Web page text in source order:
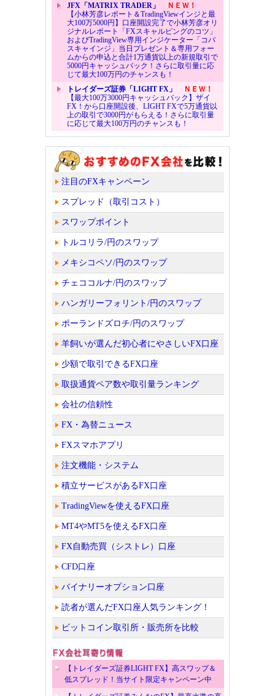
JFX「MATRIX TRADER」
ＮＥＷ！
【小林芳彦レポート＆TradingViewインジと最
大100万5000円】口座開設完了で小林芳彦オリ
ジナルレポート「FXスキャルピングのコツ」
およびTradingView専用インジケーター「コバ
スキャインジ」当日プレゼント＆専用フォー
ムからの申込と合計1万通貨以上の新規取引で
5000円キャッシュバック！さらに取引量に応
じて最大100万円のチャンスも！
トレイダーズ証券「LIGHT FX」
ＮＥＷ！
【最大100万3000円キャッシュバック】ザイ
FX！から口座開設後、LIGHT FXで5万通貨以
上の取引で3000円がもらえる！さらに取引量
に応じて最大100万円のチャンスも！
注目のFXキャンペーン
スプレッド（取引コスト）
スワップポイント
トルコリラ/円のスワップ
メキシコペソ/円のスワップ
チェココルナ/円のスワップ
ハンガリーフォリント/円のスワップ
ポーランドズロチ/円のスワップ
羊飼いが選んだ初心者にやさしいFX口座
少額で取引できるFX口座
取扱通貨ペア数や取引量ランキング
会社の信頼性
FX・為替ニュース
FXスマホアプリ
注文機能・システム
積立サービスがあるFX口座
TradingViewを使えるFX口座
MT4やMT5を使えるFX口座
FX自動売買（シストレ）口座
CFD口座
バイナリーオプション口座
読者が選んだFX口座人気ランキング！
ビットコイン取引所・販売所を比較
【トレイダーズ証券LIGHT FX】高スワップ＆
低スプレッド！当サイト限定キャンペーン中